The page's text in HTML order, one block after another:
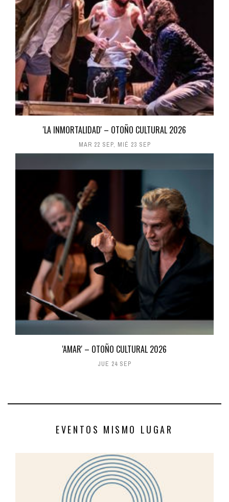
'LA INMORTALIDAD' – OTOÑO CULTURAL 2026
MAR 22 SEP, MIÉ 23 SEP
'AMAR' – OTOÑO CULTURAL 2026
JUE 24 SEP
EVENTOS MISMO LUGAR